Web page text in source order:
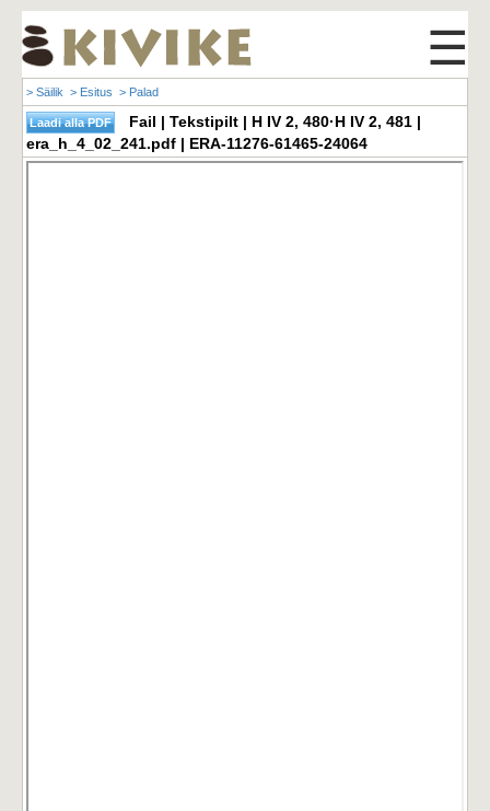
☰
> Säilik > Esitus > Palad
Fail | Tekstipilt | H IV 2, 480·H IV 2, 481 |
era_h_4_02_241.pdf | ERA-11276-61465-24064